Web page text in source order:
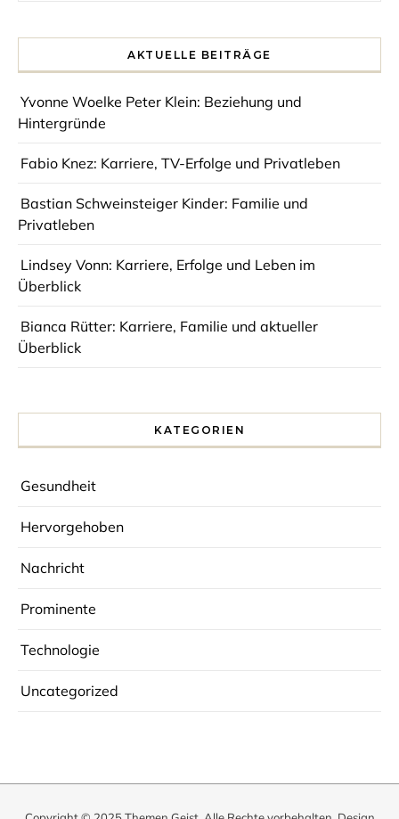
AKTUELLE BEITRÄGE
Yvonne Woelke Peter Klein: Beziehung und
Hintergründe
Fabio Knez: Karriere, TV-Erfolge und Privatleben
Bastian Schweinsteiger Kinder: Familie und
Privatleben
Lindsey Vonn: Karriere, Erfolge und Leben im
Überblick
Bianca Rütter: Karriere, Familie und aktueller
Überblick
KATEGORIEN
Gesundheit
Hervorgehoben
Nachricht
Prominente
Technologie
Uncategorized